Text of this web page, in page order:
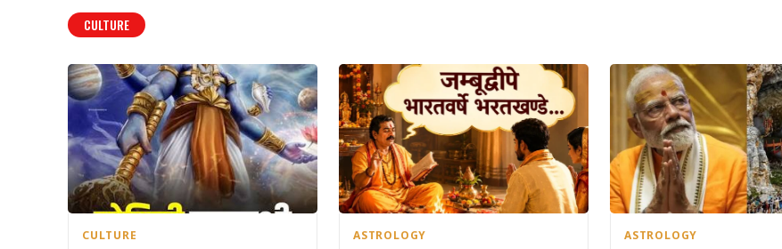
CULTURE
CULTURE ASTROLOGY ASTROLOGY